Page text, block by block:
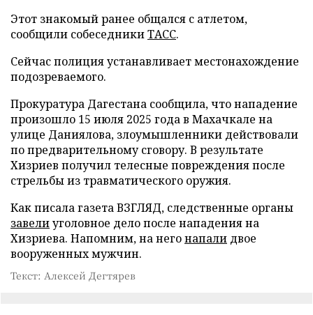
Этот знакомый ранее общался с атлетом,
сообщили собеседникиТАСС.
Сейчас полиция устанавливает местонахождение
подозреваемого.
Прокуратура Дагестана сообщила, что нападение
произошло 15 июля 2025 года в Махачкале на
улице Даниялова, злоумышленники действовали
по предварительному сговору. В результате
Хизриев получил телесные повреждения после
стрельбы из травматического оружия.
Как писала газета ВЗГЛЯД, следственные органы
завелиуголовное дело после нападения на
Хизриева. Напомним, на негонапали двое
вооруженных мужчин.
Текст: Алексей Дегтярев